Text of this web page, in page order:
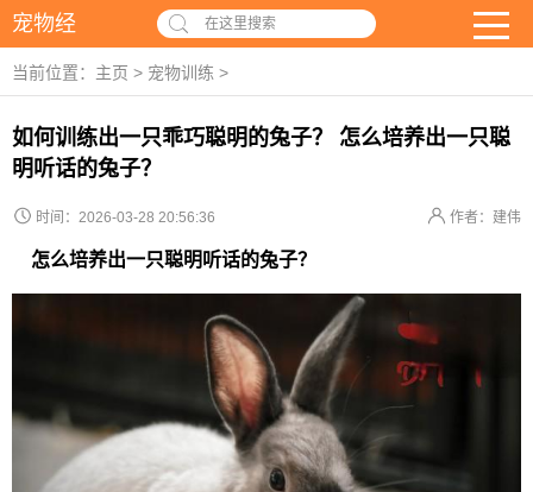
宠物经 在这里搜索
当前位置： 主页 > 宠物训练 >
如何训练出一只乖巧聪明的兔子？ 怎么培养出一只聪
明听话的兔子？
时间：2026-03-28 20:56:36 作者：建伟
怎么培养出一只聪明听话的兔子？